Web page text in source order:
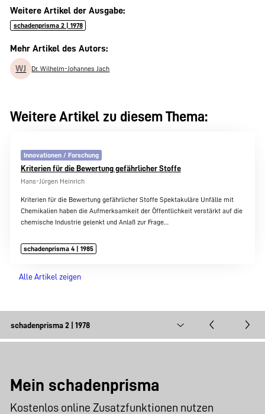
Weitere Artikel der Ausgabe:
schadenprisma 2 | 1978
Mehr Artikel des Autors:
WJ Dr. Wilhelm-Johannes Jach
Weitere Artikel zu diesem Thema:
Innovationen / Forschung
Kriterien für die Bewertung gefährlicher Stoffe
Hans-Jürgen Heinrich
Kriterien für die Bewertung gefährlicher Stoffe Spektakuläre Unfälle mit
Chemikalien haben die Aufmerksamkeit der Öffentlichkeit verstärkt auf die
chemische Industrie gelenkt und Anlaß zur Frage…
schadenprisma 4 | 1985
Alle Artikel zeigen
Mein schadenprisma
Kostenlos online Zusatzfunktionen nutzen